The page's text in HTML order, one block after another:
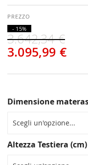
3.095,99 €
3.642,34 €
- 15%
Dimensione
Altezza Testiera (cm)